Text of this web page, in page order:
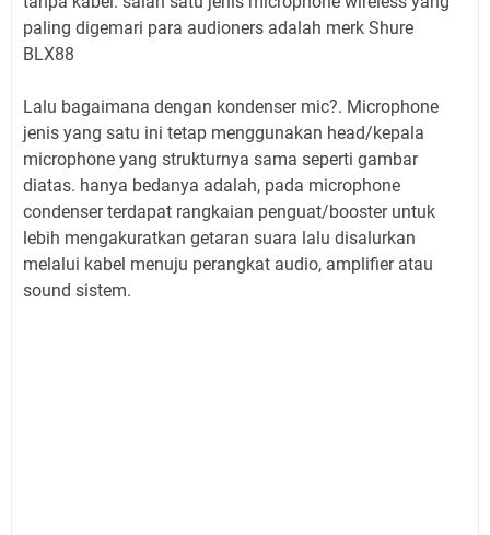
paling digemari para audioners adalah merk Shure
BLX88
Lalu bagaimana dengan kondenser mic?. Microphone
jenis yang satu ini tetap menggunakan head/kepala
microphone yang strukturnya sama seperti gambar
diatas. hanya bedanya adalah, pada microphone
condenser terdapat rangkaian penguat/booster untuk
lebih mengakuratkan getaran suara lalu disalurkan
melalui kabel menuju perangkat audio, amplifier atau
sound sistem.